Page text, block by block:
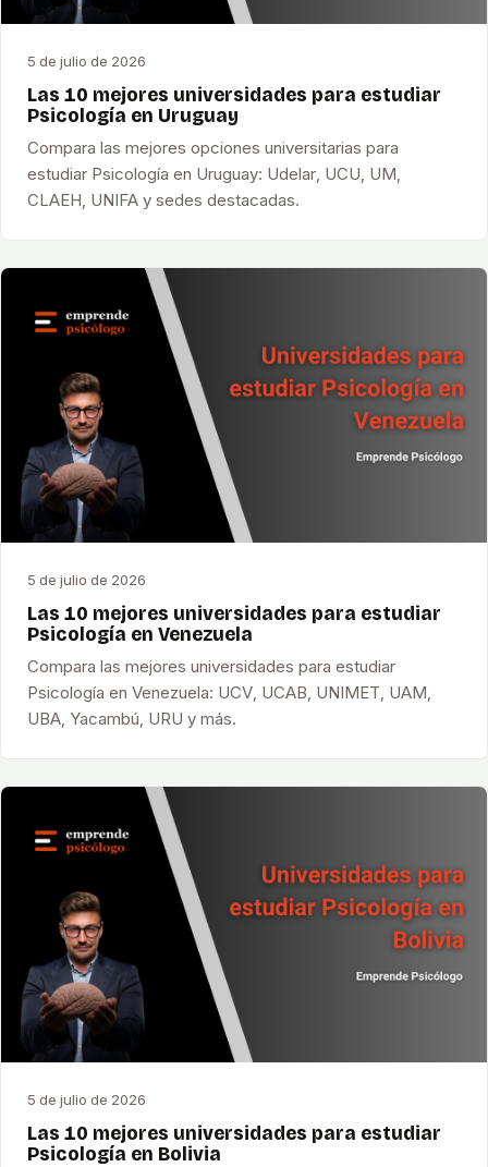
5 de julio de 2026
Las 10 mejores universidades para estudiar
Psicología en Uruguay
Compara las mejores opciones universitarias para
estudiar Psicología en Uruguay: Udelar, UCU, UM,
CLAEH, UNIFA y sedes destacadas.
5 de julio de 2026
Las 10 mejores universidades para estudiar
Psicología en Venezuela
Compara las mejores universidades para estudiar
Psicología en Venezuela: UCV, UCAB, UNIMET, UAM,
UBA, Yacambú, URU y más.
5 de julio de 2026
Las 10 mejores universidades para estudiar
Psicología en Bolivia